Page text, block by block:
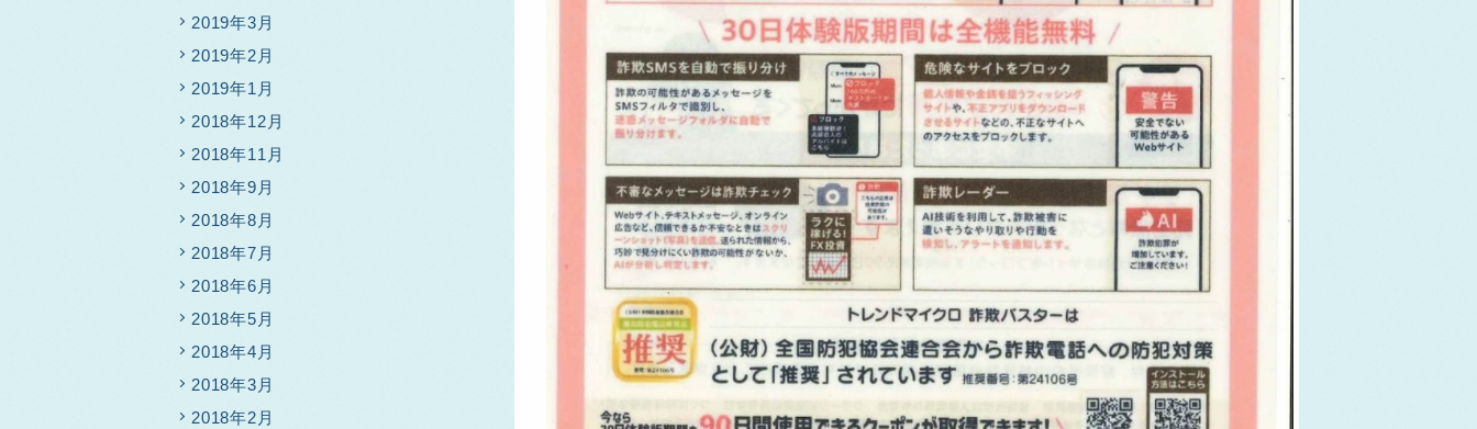
2019年3月
2019年2月
2019年1月
2018年12月
2018年11月
2018年9月
2018年8月
2018年7月
2018年6月
2018年5月
2018年4月
2018年3月
2018年2月